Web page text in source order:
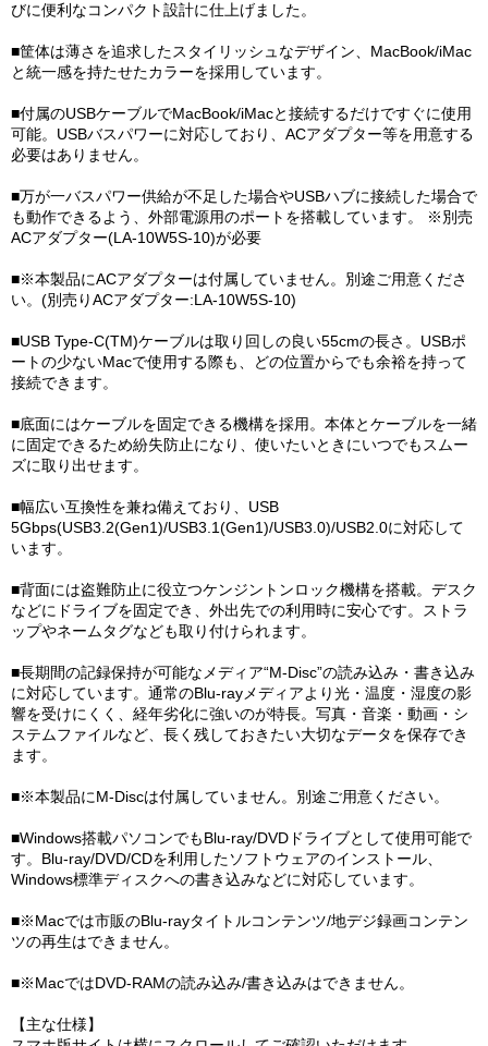
びに便利なコンパクト設計に仕上げました。
■筐体は薄さを追求したスタイリッシュなデザイン、MacBook/iMac
と統一感を持たせたカラーを採用しています。
■付属のUSBケーブルでMacBook/iMacと接続するだけですぐに使用
可能。USBバスパワーに対応しており、ACアダプター等を用意する
必要はありません。
■万が一バスパワー供給が不足した場合やUSBハブに接続した場合で
も動作できるよう、外部電源用のポートを搭載しています。 ※別売
ACアダプター(LA-10W5S-10)が必要
■※本製品にACアダプターは付属していません。別途ご用意くださ
い。(別売りACアダプター:LA-10W5S-10)
■USB Type-C(TM)ケーブルは取り回しの良い55cmの長さ。USBポ
ートの少ないMacで使用する際も、どの位置からでも余裕を持って
接続できます。
■底面にはケーブルを固定できる機構を採用。本体とケーブルを一緒
に固定できるため紛失防止になり、使いたいときにいつでもスムー
ズに取り出せます。
■幅広い互換性を兼ね備えており、USB
5Gbps(USB3.2(Gen1)/USB3.1(Gen1)/USB3.0)/USB2.0に対応して
います。
■背面には盗難防止に役立つケンジントンロック機構を搭載。デスク
などにドライブを固定でき、外出先での利用時に安心です。ストラ
ップやネームタグなども取り付けられます。
■長期間の記録保持が可能なメディア“M-Disc”の読み込み・書き込み
に対応しています。通常のBlu-rayメディアより光・温度・湿度の影
響を受けにくく、経年劣化に強いのが特長。写真・音楽・動画・シ
ステムファイルなど、長く残しておきたい大切なデータを保存でき
ます。
■※本製品にM-Discは付属していません。別途ご用意ください。
■Windows搭載パソコンでもBlu-ray/DVDドライブとして使用可能で
す。Blu-ray/DVD/CDを利用したソフトウェアのインストール、
Windows標準ディスクへの書き込みなどに対応しています。
■※Macでは市販のBlu-rayタイトルコンテンツ/地デジ録画コンテン
ツの再生はできません。
■※MacではDVD-RAMの読み込み/書き込みはできません。
【主な仕様】